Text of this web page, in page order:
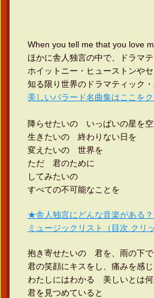
When you tell me that you love
ほかに舎人独言の中で、ドラマ
ホイットニー・ヒューストンや
知る限り世界のドラマティック
美しいバラード名曲集はここを
降らせたいの いっぱいの星を
生きたいの 終わりない日を
変えたいの 世界を
ただ 君のために
してみたいの
すべての不可能なことを
★舎人独言にどんな音楽がある
ミュージックリスト（目次.クリ
抱き寄せたいの 君を、雨の下で
君の笑顔にキスをし、痛みを感
わたしにはわかる 美しいとは
君を見つめていると